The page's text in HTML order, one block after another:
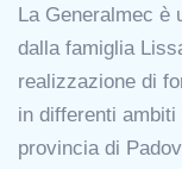
La Generalmec è
dalla famiglia
realizzazione di
in differenti
provincia di